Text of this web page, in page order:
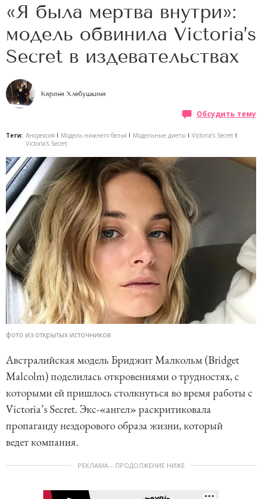
«Я была мертва внутри»:
модель обвинила Victoria’s
Secret в издевательствах
Карина Хлебушкина
Обсудить тему
Теги: Анорексия Модель нижнего белья Модельные диеты
Victoria’s Secret
Victoria's Secret
фото из открытых источников
Австралийская модель Бриджит Малкольм (Bridget
Malcolm) поделилась откровениями о трудностях, с
которыми ей пришлось столкнуться во время работы с
Victoria’s Secret. Экс-«ангел» раскритиковала
пропаганду нездорового образа жизни, который
ведет компания.
РЕКЛАМА – ПРОДОЛЖЕНИЕ НИЖЕ